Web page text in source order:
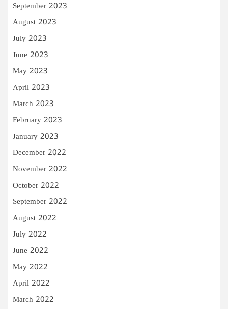
September 2023
August 2023
July 2023
June 2023
May 2023
April 2023
March 2023
February 2023
January 2023
December 2022
November 2022
October 2022
September 2022
August 2022
July 2022
June 2022
May 2022
April 2022
March 2022